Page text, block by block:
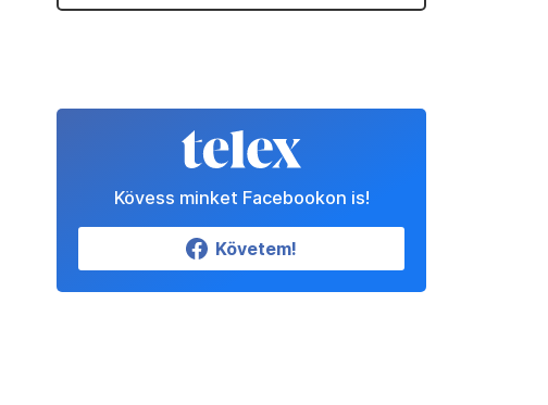
Kövess minket Facebookon is!
Követem!